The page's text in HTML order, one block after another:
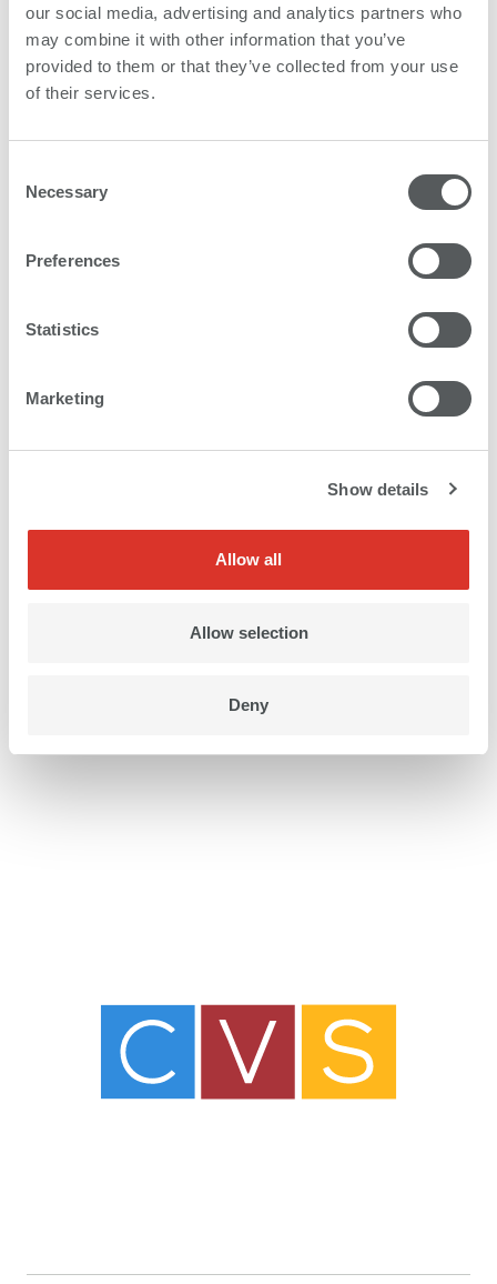
our social media, advertising and analytics partners who
may combine it with other information that you’ve
provided to them or that they’ve collected from your use
of their services.
Selection
Necessary
Preferences
Statistics
Marketing
Show details
Allow all
Allow selection
Deny
れたものが必要です」とクラーク氏は言います。Nyala
LEDは品質の面では既にかなえていた一方、CVS社が必
要とするときにうまく活かせる生産能力も十分に持って
いました。
るために工場を再編しています。その後は、印刷部門を
単独のビジネスユニットとして据える計画です。この方
についてプリンターの研究・開発を続けています。塩ビ
ですが、Nyala LEDならより多くのものを扱えることも
理解しています。クラーク氏は「本当に万能なプリンタ
多様さについてだけではありません。CVS社の可能性を
より広げるために、レイヤー印刷や他の特殊印刷技術を
により多くのことやユニークなプリント＆カットのディ
持され、ブランドや商品のプロモーションに特化した
CVS社の顧客基盤の信用も強化されるのです。
PDFをダウンロード